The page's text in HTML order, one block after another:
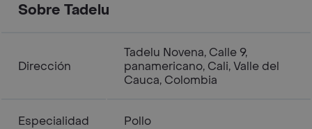
Sobre Tadelu
Dirección
Tadelu Novena, Calle 9,
panamericano, Cali, Valle del
Cauca, Colombia
Especialidad Pollo